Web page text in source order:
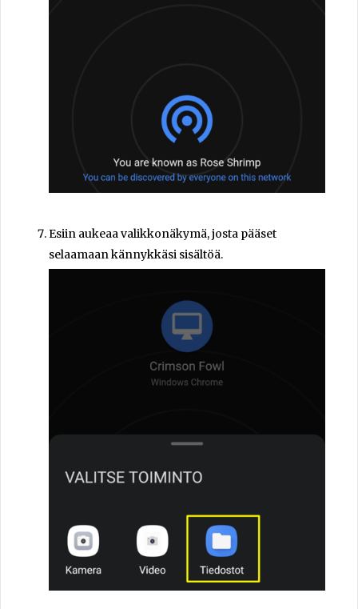
Esiin aukeaa valikkonäkymä, josta pääset
selaamaan kännykkäsi sisältöä.